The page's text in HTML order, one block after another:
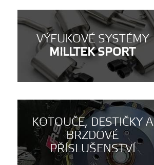
VÝFUKOVÉ SYSTÉMY
MILLTEK SPORT
KOTOUČE, DESTIČKY A
BRZDOVÉ
PŘÍSLUŠENSTVÍ